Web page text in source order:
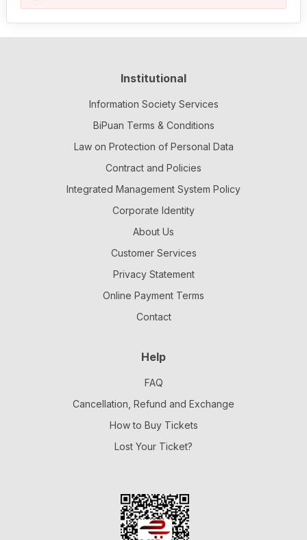
Institutional
Information Society Services
BiPuan Terms & Conditions
Law on Protection of Personal Data
Contract and Policies
Integrated Management System Policy
Corporate Identity
About Us
Customer Services
Privacy Statement
Online Payment Terms
Contact
Help
FAQ
Cancellation, Refund and Exchange
How to Buy Tickets
Lost Your Ticket?